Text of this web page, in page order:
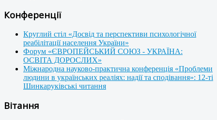
Конференції
Круглий стіл «Досвід та перспективи психологічної
реабілітації населення України»
Форум «ЄВРОПЕЙСЬКИЙ СОЮЗ - УКРАЇНА:
ОСВІТА ДОРОСЛИХ»
Міжнародна науково-практична конференція «Проблеми
людини в українських реаліях: надії та сподівання»: 12-ті
Шинкаруківські читання
Вітання